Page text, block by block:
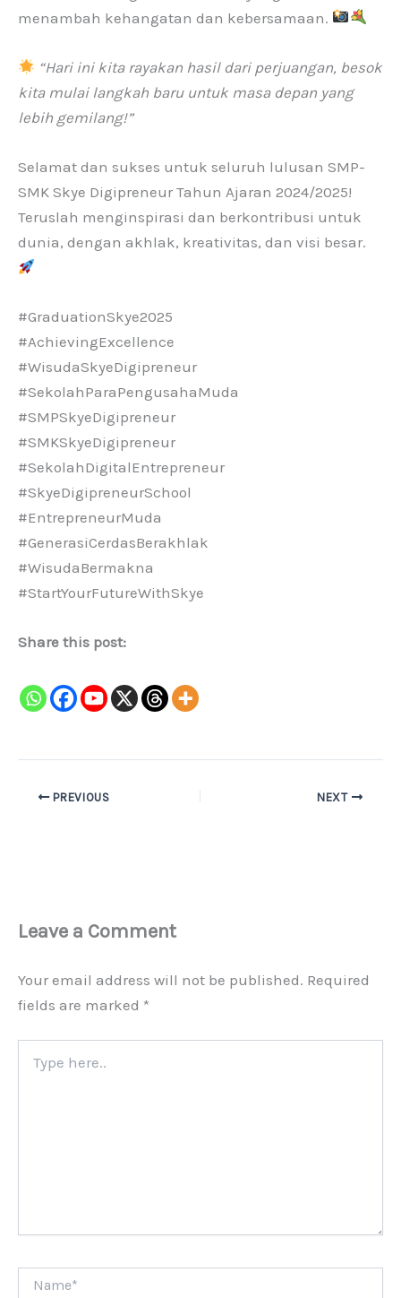
menambah kehangatan dan kebersamaan.
“Hari ini kita rayakan hasil dari perjuangan, besok
kita mulai langkah baru untuk masa depan yang
lebih gemilang!”
Selamat dan sukses untuk seluruh lulusan SMP-
SMK Skye Digipreneur Tahun Ajaran 2024/2025!
Teruslah menginspirasi dan berkontribusi untuk
dunia, dengan akhlak, kreativitas, dan visi besar.
#GraduationSkye2025
#AchievingExcellence
#WisudaSkyeDigipreneur
#SekolahParaPengusahaMuda
#SMPSkyeDigipreneur
#SMKSkyeDigipreneur
#SekolahDigitalEntrepreneur
#SkyeDigipreneurSchool
#EntrepreneurMuda
#GenerasiCerdasBerakhlak
#WisudaBermakna
#StartYourFutureWithSkye
Share this post:
PREVIOUS NEXT
Leave a Comment
Your email address will not be published. Required
fields are marked *
here..